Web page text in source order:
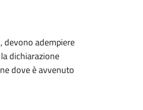
devono adempiere
dichiarazione
dove è avvenuto